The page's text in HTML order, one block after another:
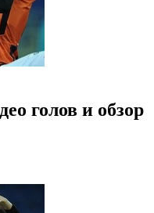
голов и обзор